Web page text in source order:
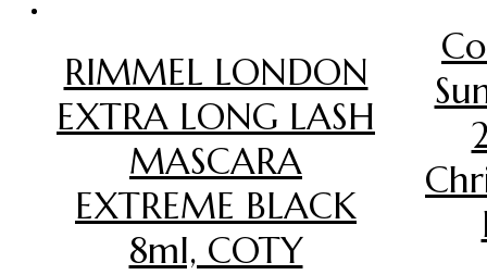
RIMMEL LONDON
EXTRA LONG LASH
MASCARA
EXTREME BLACK
8ml, COTY